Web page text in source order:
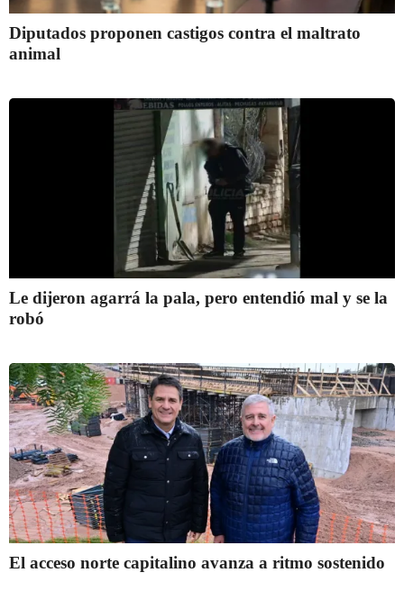
Diputados proponen castigos contra el maltrato
animal
Le dijeron agarrá la pala, pero entendió mal y se la
robó
El acceso norte capitalino avanza a ritmo sostenido